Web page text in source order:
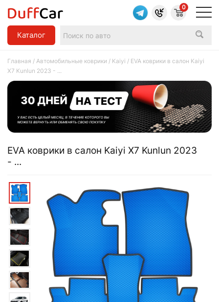
Каталог
0
Главная / Автомобильные коврики / Kaiyi / EVA коврики в салон Kaiyi
X7 Kunlun 2023 - ...
EVA коврики в салон Kaiyi X7 Kunlun 2023
- ...